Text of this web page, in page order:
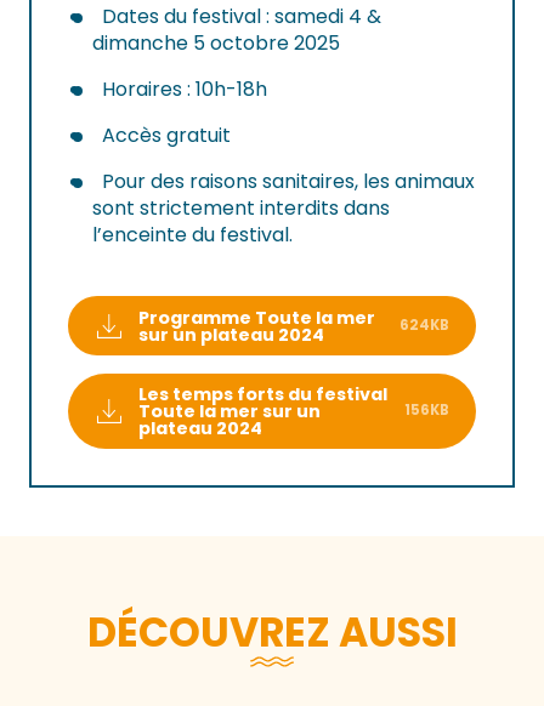
Dates du festival : samedi 4 &
dimanche 5 octobre 2025
Horaires : 10h-18h
Accès gratuit
Pour des raisons sanitaires, les animaux
sont strictement interdits dans
l’enceinte du festival.
Programme Toute la mer
sur un plateau 2024 624KB
Les temps forts du festival
Toute la mer sur un
plateau 2024
156KB
DÉCOUVREZ AUSSI